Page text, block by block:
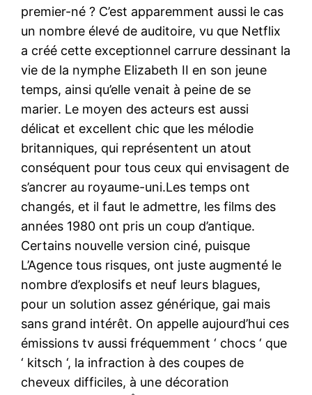
premier-né ? C’est apparemment aussi le cas
un nombre élevé de auditoire, vu que Netflix
a créé cette exceptionnel carrure dessinant la
vie de la nymphe Elizabeth II en son jeune
temps, ainsi qu’elle venait à peine de se
marier. Le moyen des acteurs est aussi
délicat et excellent chic que les mélodie
britanniques, qui représentent un atout
conséquent pour tous ceux qui envisagent de
s’ancrer au royaume-uni.Les temps ont
changés, et il faut le admettre, les films des
années 1980 ont pris un coup d’antique.
Certains nouvelle version ciné, puisque
L’Agence tous risques, ont juste augmenté le
nombre d’explosifs et neuf leurs blagues,
pour un solution assez générique, gai mais
sans grand intérêt. On appelle aujourd’hui ces
émissions tv aussi fréquemment ‘ chocs ‘ que
‘ kitsch ‘, la infraction à des coupes de
cheveux difficiles, à une décoration